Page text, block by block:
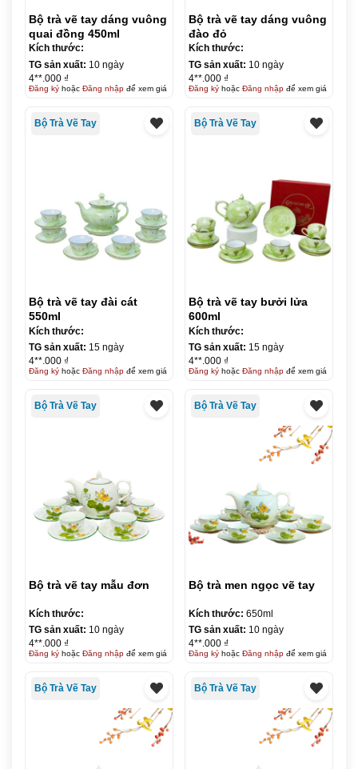
Bộ trà vẽ tay dáng vuông
quai đồng 450ml
Kích thước:
TG sản xuất: 10 ngày
4**.000 ₫
Đăng kýhoặc Đăng nhậpđể xem giá
Bộ trà vẽ tay dáng vuông
đào đỏ
Kích thước:
TG sản xuất: 10 ngày
4**.000 ₫
Đăng kýhoặc Đăng nhậpđể xem giá
Bộ Trà Vẽ Tay
Bộ trà vẽ tay đài cát
550ml
Kích thước:
TG sản xuất: 15 ngày
4**.000 ₫
Đăng kýhoặc Đăng nhậpđể xem giá
Bộ Trà Vẽ Tay
Bộ trà vẽ tay bưởi lửa
600ml
Kích thước:
TG sản xuất: 15 ngày
4**.000 ₫
Đăng kýhoặc Đăng nhậpđể xem giá
Bộ Trà Vẽ Tay
Bộ trà vẽ tay mẫu đơn
Kích thước:
TG sản xuất: 10 ngày
4**.000 ₫
Đăng kýhoặc Đăng nhậpđể xem giá
Bộ Trà Vẽ Tay
Bộ trà men ngọc vẽ tay
Kích thước: 650ml
TG sản xuất: 10 ngày
4**.000 ₫
Đăng kýhoặc Đăng nhậpđể xem giá
Bộ Trà Vẽ Tay Bộ Trà Vẽ Tay